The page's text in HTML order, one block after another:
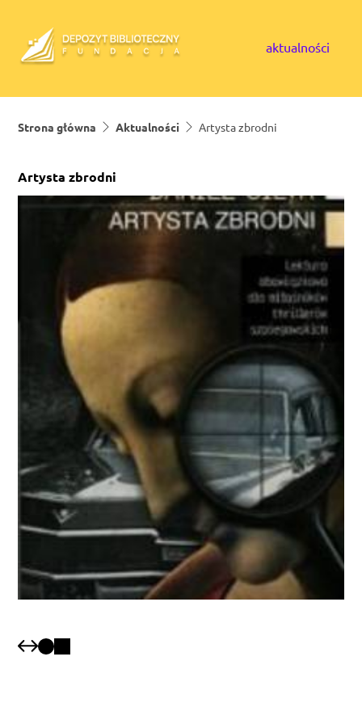
aktualności
Strona główna Aktualności Artysta zbrodni
Artysta zbrodni